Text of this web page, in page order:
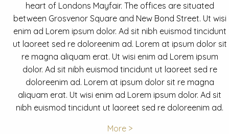
heart of Londons Mayfair. The offices are situated
between Grosvenor Square and New Bond Street. Ut wisi
enim ad Lorem ipsum dolor. Ad sit nibh euismod tincidunt
ut laoreet sed re doloreenim ad. Lorem at ipsum dolor sit
re magna aliquam erat. Ut wisi enim ad Lorem ipsum
dolor. Ad sit nibh euismod tincidunt ut laoreet sed re
doloreenim ad. Lorem at ipsum dolor sit re magna
aliquam erat. Ut wisi enim ad Lorem ipsum dolor. Ad sit
nibh euismod tincidunt ut laoreet sed re doloreenim ad.
More >